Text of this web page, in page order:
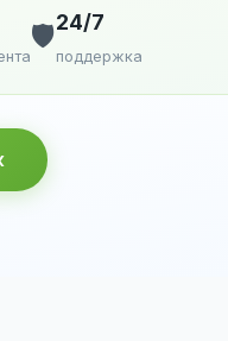
🛡️24/7
поддержка